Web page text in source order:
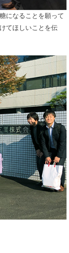
になることを願って
てほしいことを伝